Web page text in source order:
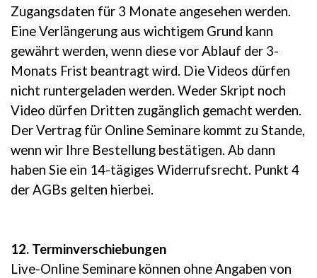
Zugangsdaten für 3 Monate angesehen werden.
Eine Verlängerung aus wichtigem Grund kann
gewährt werden, wenn diese vor Ablauf der 3-
Monats Frist beantragt wird. Die Videos dürfen
nicht runtergeladen werden. Weder Skript noch
Video dürfen Dritten zugänglich gemacht werden.
Der Vertrag für Online Seminare kommt zu Stande,
wenn wir Ihre Bestellung bestätigen. Ab dann
haben Sie ein 14-tägiges Widerrufsrecht. Punkt 4
der AGBs gelten hierbei.
12. Terminverschiebungen
Live-Online Seminare können ohne Angaben von